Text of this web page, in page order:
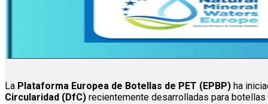
La Plataforma Europea de Botellas de PET (EPBP) ha
Circularidad (DfC) recientemente desarrolladas para botellas